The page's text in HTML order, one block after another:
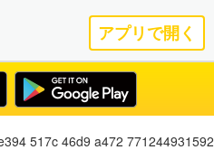
アプリで開く